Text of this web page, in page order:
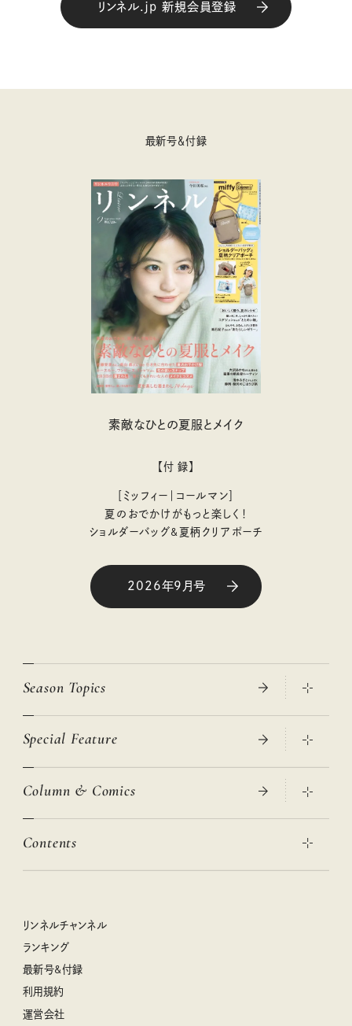
リンネル.jp 新規会員登録
最新号＆付録
素敵なひとの夏服とメイク
【付 録】
［ミッフィー｜コールマン］
夏のおでかけがもっと楽しく！
ショルダーバッグ&夏柄クリアポーチ
2026年9月号
Season Topics
真夏のひんやりグッズ 2026
ニトリ・イケア・無印良品で賢くおしゃれなインテリア
絶品、お餅レシピ大集合！
クラフトビール案内
母の日に贈りたい、お花モチーフのアイテム
Special Feature
2026年春夏 トレンドファッションニュース
女子旅おすすめスポット 暮らすように心地いいリンネル旅ガイ
リンネル 暮らしの道具大賞
ナチュラルメイクレッスン
喜ばれる贈り物手帖
Column & Comics
ぐれいさん
空想喫茶トラノコクさんのあの店この店、喫茶訪問日記
圷みほさんのゆるっと週末キャンプ通信
豆柴・まもるくんの旅日記
Contents
リンネル暮らし部
リンネルチャンネル
おぱんつ君のわくわく楽しい一週間占い
毎日が心地よくなるリンネルタロット
リンネルチャンネル
ランキング
最新号&付録
利用規約
運営会社